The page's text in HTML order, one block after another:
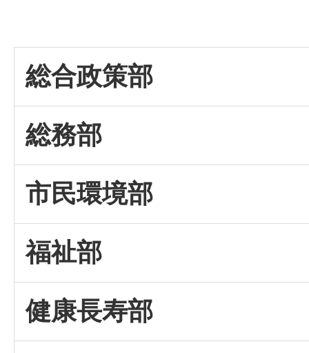
総合政策部
総務部
市民環境部
福祉部
健康長寿部